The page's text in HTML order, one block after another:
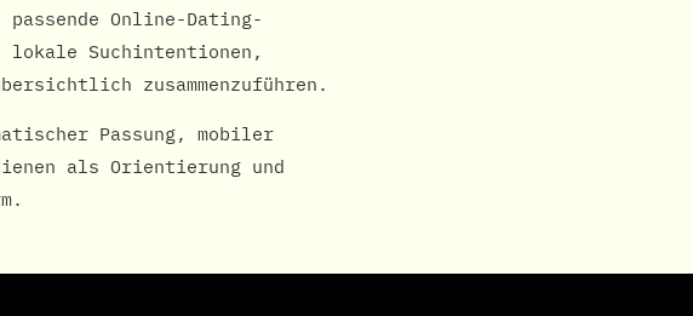
Online-Dating-
Suchintentionen,
zusammenzuführen.
Passung, mobiler
als Orientierung und